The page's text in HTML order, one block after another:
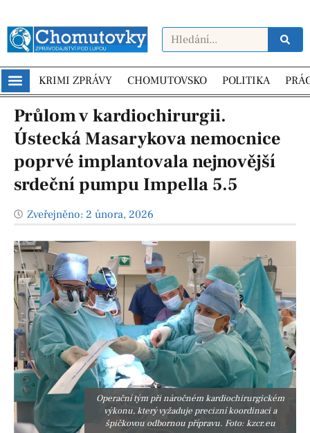
KRIMI ZPRÁVY CHOMUTOVSKO POLITIKA
Průlom v kardiochirurgii.
Ústecká Masarykova nemocnice
poprvé implantovala nejnovější
srdeční pumpu Impella 5.5
Zveřejněno: 2 února, 2026
Operační tým při náročném kardiochirurgickém
výkonu, který vyžaduje precizní koordinaci a
špičkovou odbornou přípravu. Foto: kzcr.eu